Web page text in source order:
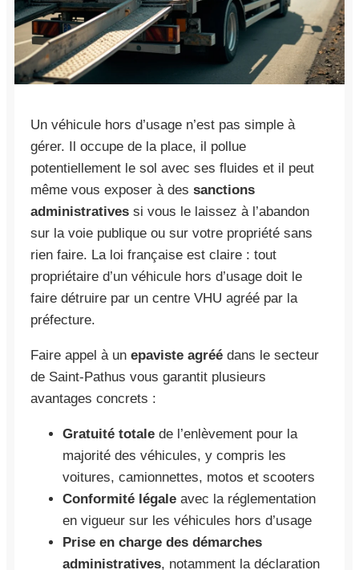
Un véhicule hors d’usage n’est pas simple à
gérer. Il occupe de la place, il pollue
potentiellement le sol avec ses fluides et il peut
même vous exposer à des sanctions
administratives si vous le laissez à l’abandon
sur la voie publique ou sur votre propriété sans
rien faire. La loi française est claire : tout
propriétaire d’un véhicule hors d’usage doit le
faire détruire par un centre VHU agréé par la
préfecture.
Faire appel à un epaviste agréé dans le secteur
de Saint-Pathus vous garantit plusieurs
avantages concrets :
Gratuité totale de l’enlèvement pour la
majorité des véhicules, y compris les
voitures, camionnettes, motos et scooters
Conformité légale avec la réglementation
en vigueur sur les véhicules hors d’usage
Prise en charge des démarches
administratives, notamment la déclaration